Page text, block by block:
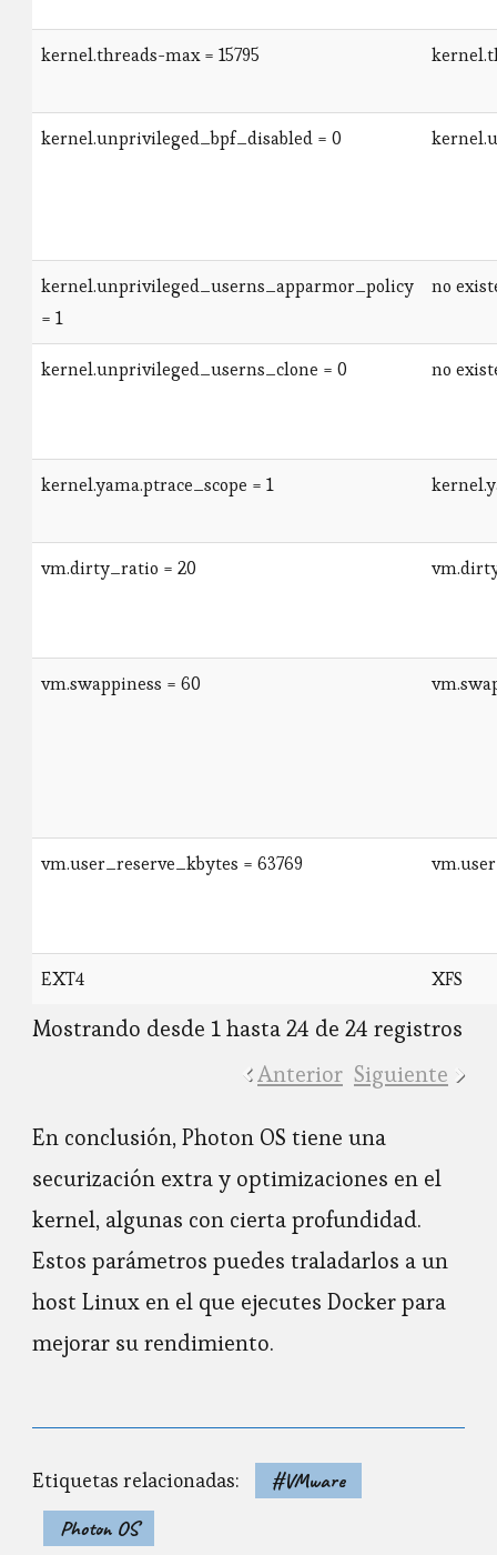
kernel.threads-max = 15795
kernel.unprivileged_bpf_disabled = 0
kernel.unprivileged_userns_apparmor_policy
= 1
no
kernel.unprivileged_userns_clone = 0 no
kernel.yama.ptrace_scope = 1
vm.dirty_ratio = 20
vm.swappiness = 60
vm.user_reserve_kbytes = 63769
EXT4 XFS
Mostrando desde 1 hasta 24 de 24 registros
Anterior Siguiente
En conclusión, Photon OS tiene una
securización extra y optimizaciones en el
kernel, algunas con cierta profundidad.
Estos parámetros puedes traladarlos a un
host Linux en el que ejecutes Docker para
mejorar su rendimiento.
Etiquetas relacionadas:
#VMware
Photon OS